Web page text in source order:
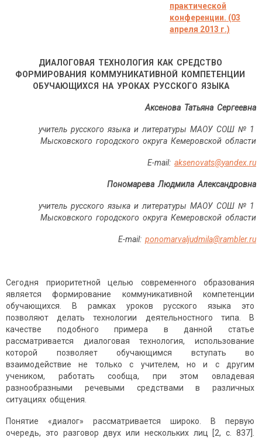
практической
конференции. (03
апреля 2013 г.)
ДИАЛОГОВАЯ ТЕХНОЛОГИЯ КАК СРЕДСТВО
ФОРМИРОВАНИЯ КОММУНИКАТИВНОЙ КОМПЕТЕНЦИИ
ОБУЧАЮЩИХСЯ НА УРОКАХ РУССКОГО ЯЗЫКА
Аксенова Татьяна Сергеевна
учитель русского языка и литературы МАОУ СОШ № 1
Мысковского городского округа Кемеровской области
E-mail: aksenovats@yandex ru
Пономарева Людмила Александровна
учитель русского языка и литературы МАОУ СОШ № 1
Мысковского городского округа Кемеровской области
E-mail: ponomarvaljudmila@rambler.ru
Сегодня приоритетной целью современного образования
является формирование коммуникативной компетенции
обучающихся. В рамках уроков русского языка это
позволяют делать технологии деятельностного типа. В
качестве подобного примера в данной статье
рассматривается диалоговая технология, использование
которой позволяет обучающимся вступать во
взаимодействие не только с учителем, но и с другим
учеником, работать сообща, при этом овладевая
разнообразными речевыми средствами в различных
ситуациях общения.
Понятие «диалог» рассматривается широко. В первую
очередь, это разговор двух или нескольких лиц [2, с. 837].